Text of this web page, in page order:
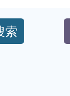
索